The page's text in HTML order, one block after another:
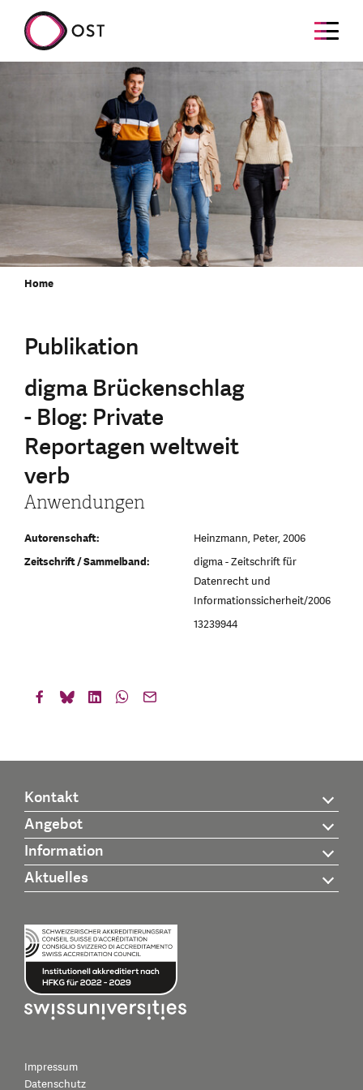
Home
Publikation
digma Brückenschlag
- Blog: Private
Reportagen weltweit
verb
Anwendungen
Autorenschaft:
Heinzmann, Peter, 2006
Zeitschrift / Sammelband:
digma - Zeitschrift für
Datenrecht und
Informationssicherheit/2006
13239944
Kontakt
Angebot
Information
Aktuelles
Impressum
Datenschutz